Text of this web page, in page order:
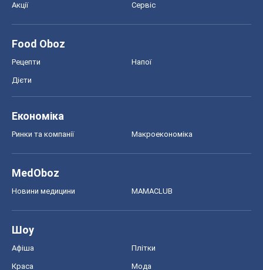
Акції Сервіс
Food Oboz
Рецепти Напої
Дієти
Економіка
Ринки та компанії Макроекономіка
MedOboz
Новини медицини MAMACLUB
Шоу
Афіша Плітки
Краса Мода